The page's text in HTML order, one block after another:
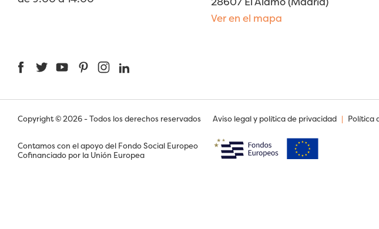
Ver en el mapa
FacebookTwitterYouTubePinterestInstagram
Copyright © 2026 - Todos los derechos reservados Aviso legal y política de privacidad | Política
Contamos con el apoyo del Fondo Social Europeo
Cofinanciado por la Unión Europea